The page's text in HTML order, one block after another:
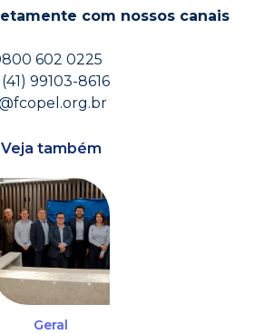
com nossos canais
602 0225
99103-8616
Veja também
Geral